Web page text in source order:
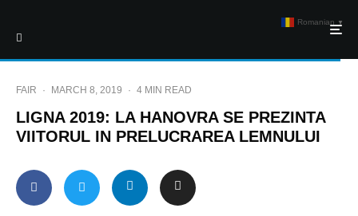
FAIR · MARCH 8, 2019 · 4 MIN READ
LIGNA 2019: LA HANOVRA SE PREZINTA
VIITORUL IN PRELUCRAREA LEMNULUI
Romanian ▼